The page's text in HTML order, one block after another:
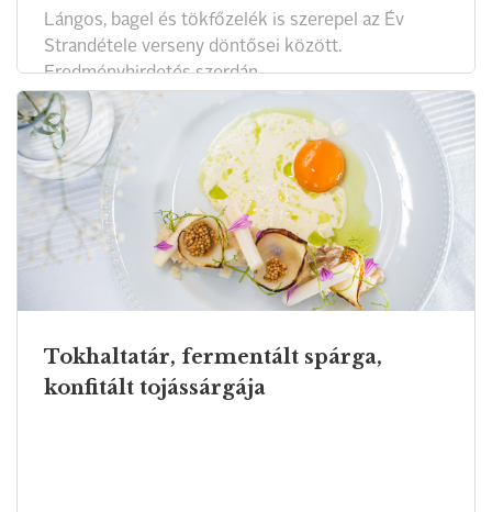
Lángos, bagel és tökfőzelék is szerepel az Év
Strandétele verseny döntősei között.
Eredményhirdetés szerdán.
Tokhaltatár, fermentált spárga,
konfitált tojássárgája